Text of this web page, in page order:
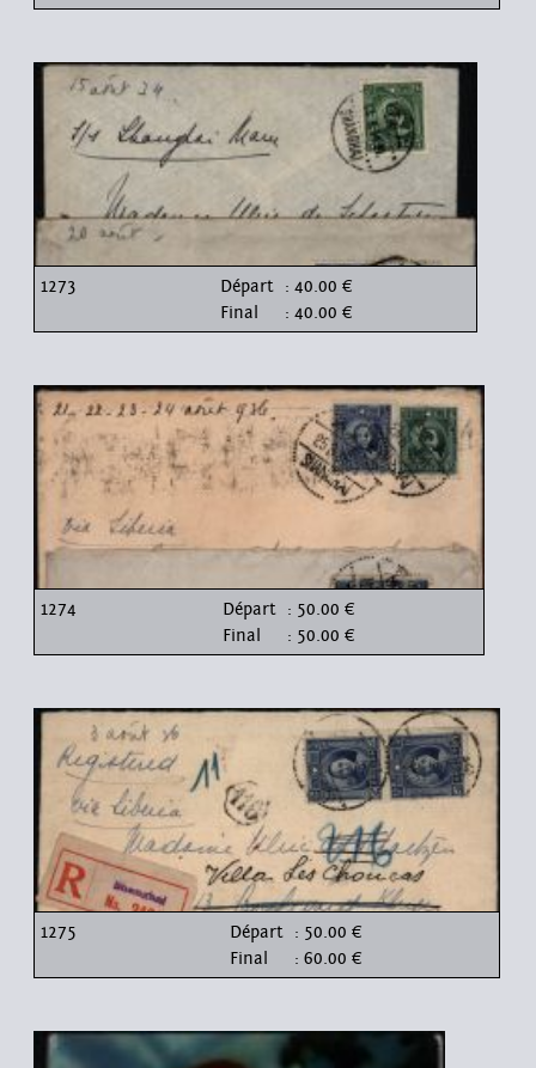
1273 Départ : 40.00 €
Final
: 40.00 €
1274 Départ : 50.00 €
Final
: 50.00 €
1275 Départ : 50.00 €
Final
: 60.00 €